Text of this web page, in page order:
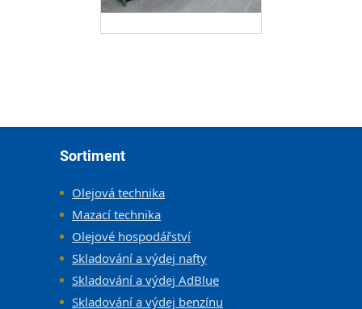
Sortiment
Olejová technika
Mazací technika
Olejové hospodářství
Skladování a výdej nafty
Skladování a výdej AdBlue
Skladování a výdej benzínu